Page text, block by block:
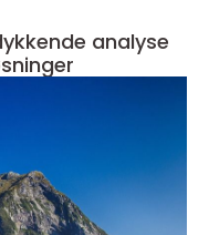
analyse